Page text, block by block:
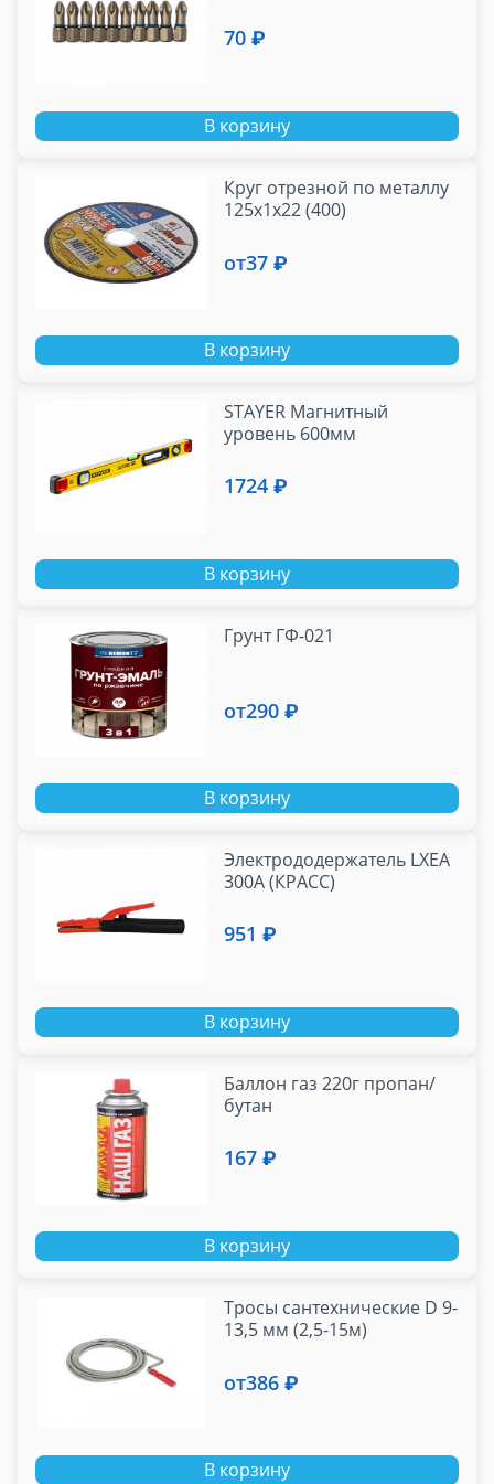
70 ₽
В корзину
Круг отрезной по металлу
125х1х22 (400)
от37 ₽
В корзину
STAYER Магнитный
уровень 600мм
1724 ₽
В корзину
Грунт ГФ-021
от290 ₽
В корзину
Электрододержатель LXEA
300A (КРАСС)
951 ₽
В корзину
Баллон газ 220г пропан/
бутан
167 ₽
В корзину
Тросы сантехнические D 9-
13,5 мм (2,5-15м)
от386 ₽
В корзину